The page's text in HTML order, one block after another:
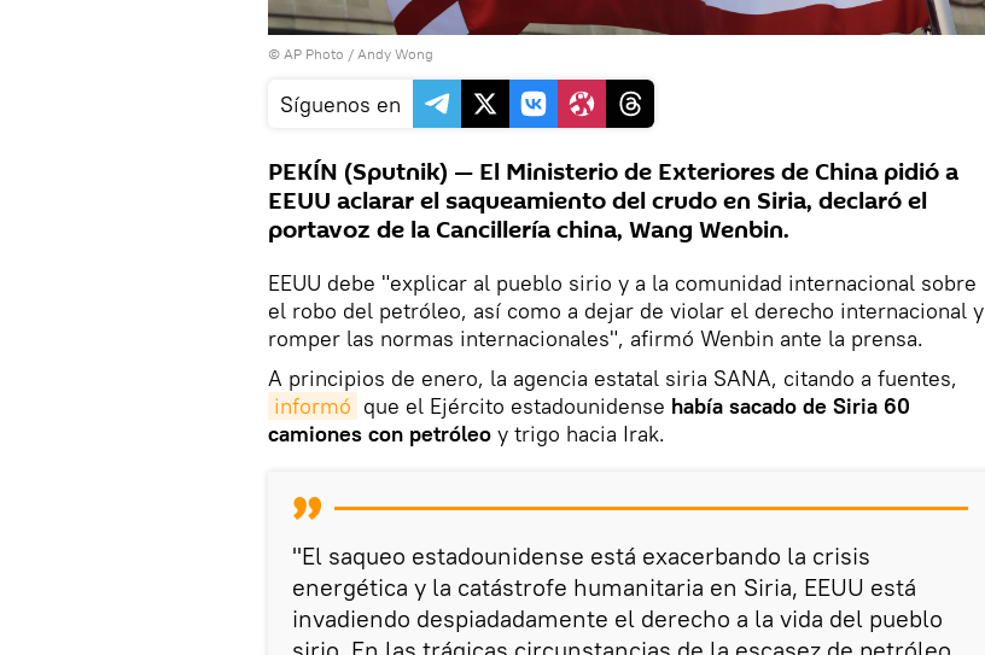
© AP Photo / Andy Wong
Síguenos en
PEKÍN (Sputnik) — El Ministerio de Exteriores de China pidió a
EEUU aclarar el saqueamiento del crudo en Siria, declaró el
portavoz de la Cancillería china, Wang Wenbin.
EEUU debe "explicar al pueblo sirio y a la comunidad internacional sobre
el robo del petróleo, así como a dejar de violar el derecho internacional y
romper las normas internacionales", afirmó Wenbin ante la prensa.
A principios de enero, la agencia estatal siria SANA, citando a fuentes,
informó que el Ejército estadounidense había sacado de Siria 60
camiones con petróleo y trigo hacia Irak.
"El saqueo estadounidense está exacerbando la crisis
energética y la catástrofe humanitaria en Siria, EEUU está
invadiendo despiadadamente el derecho a la vida del pueblo